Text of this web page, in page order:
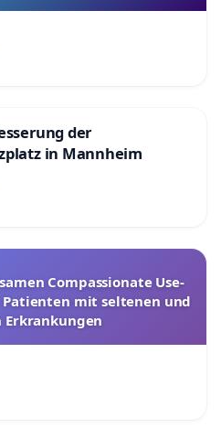
der
in Mannheim
Compassionate Use-
mit seltenen und